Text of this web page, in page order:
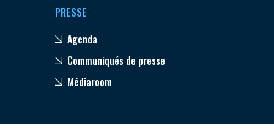
PRESSE
Agenda
Communiqués de presse
Médiaroom